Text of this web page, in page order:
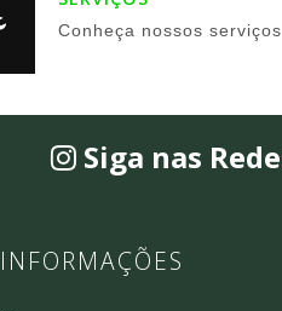
Conheça nossos serviços
Siga nas
INFORMAÇÕES